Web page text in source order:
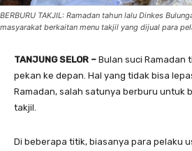
BERBURU TAKJIL: Ramadan tahun lalu Dinkes
masyarakat berkaitan menu takjil yang dijual para
TANJUNG SELOR – Bulan suci Ramadan
pekan ke depan. Hal yang tidak bisa
Ramadan, salah satunya berburu untuk
takjil.
Di beberapa titik, biasanya para pelaku